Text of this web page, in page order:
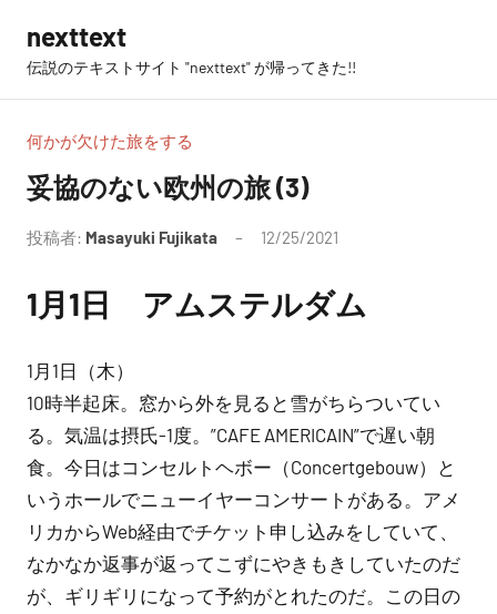
ン
nexttext
伝説のテキストサイト "nexttext" が帰ってきた!!
何かが欠けた旅をする
妥協のない欧州の旅 (3)
投稿者: Masayuki Fujikata 12/25/2021
ン
ト
り
ま
せ
ん
1月1日 アムステルダム
1月1日（木）
10時半起床。窓から外を見ると雪がちらついてい
る。気温は摂氏-1度。”CAFE AMERICAIN”で遅い朝
食。今日はコンセルトヘボー（Concertgebouw）と
いうホールでニューイヤーコンサートがある。アメ
リカからWeb経由でチケット申し込みをしていて、
なかなか返事が返ってこずにやきもきしていたのだ
が、ギリギリになって予約がとれたのだ。この日の